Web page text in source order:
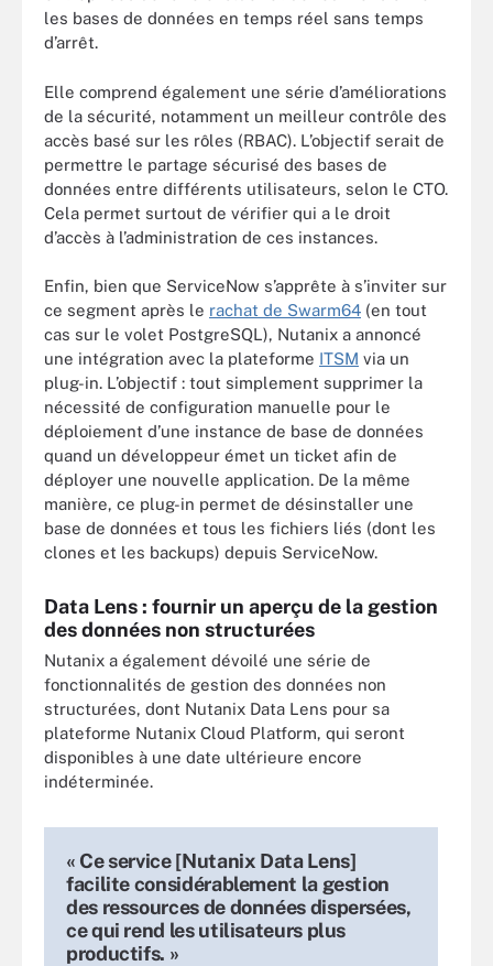
les bases de données en temps réel sans temps
d’arrêt.
Elle comprend également une série d’améliorations
de la sécurité, notamment un meilleur contrôle des
accès basé sur les rôles (RBAC). L’objectif serait de
permettre le partage sécurisé des bases de
données entre différents utilisateurs, selon le CTO.
Cela permet surtout de vérifier qui a le droit
d’accès à l’administration de ces instances.
Enfin, bien que ServiceNow s’apprête à s’inviter sur
ce segment après le rachat de Swarm64 (en tout
cas sur le volet PostgreSQL), Nutanix a annoncé
une intégration avec la plateforme ITSM via un
plug-in. L’objectif : tout simplement supprimer la
nécessité de configuration manuelle pour le
déploiement d’une instance de base de données
quand un développeur émet un ticket afin de
déployer une nouvelle application. De la même
manière, ce plug-in permet de désinstaller une
base de données et tous les fichiers liés (dont les
clones et les backups) depuis ServiceNow.
Data Lens : fournir un aperçu de la gestion
des données non structurées
Nutanix a également dévoilé une série de
fonctionnalités de gestion des données non
structurées, dont Nutanix Data Lens pour sa
plateforme Nutanix Cloud Platform, qui seront
disponibles à une date ultérieure encore
indéterminée.
« Ce service [Nutanix Data Lens]
facilite considérablement la gestion
des ressources de données dispersées,
ce qui rend les utilisateurs plus
productifs. »